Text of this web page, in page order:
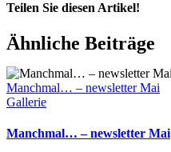
Teilen Sie diesen Artikel!
Facebook
WhatsApp
Telegram
E-
Mail
Ähnliche Beiträge
Manchmal… – newsletter Mai
Gallerie
Manchmal… – newsletter Mai